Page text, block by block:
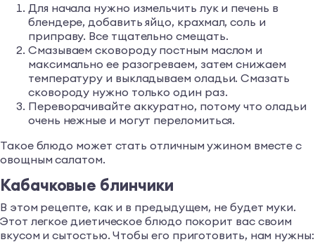
Для начала нужно измельчить лук и печень в
блендере, добавить яйцо, крахмал, соль и
приправу. Все тщательно смещать.
Смазываем сковороду постным маслом и
максимально ее разогреваем, затем снижаем
температуру и выкладываем оладьи. Смазать
сковороду нужно только один раз.
Переворачивайте аккуратно, потому что оладьи
очень нежные и могут переломиться.
Такое блюдо может стать отличным ужином вместе с
овощным салатом.
Кабачковые блинчики
В этом рецепте, как и в предыдущем, не будет муки.
Этот легкое диетическое блюдо покорит вас своим
вкусом и сытостью. Чтобы его приготовить, нам нужны: